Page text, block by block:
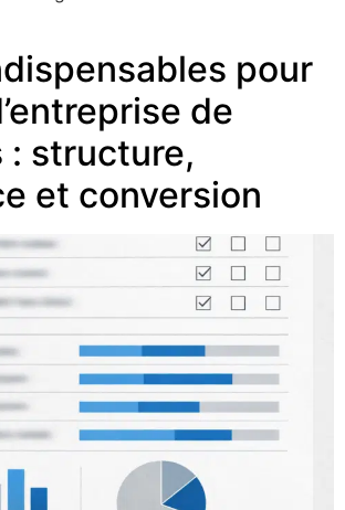
pour
de
: structure,
et conversion